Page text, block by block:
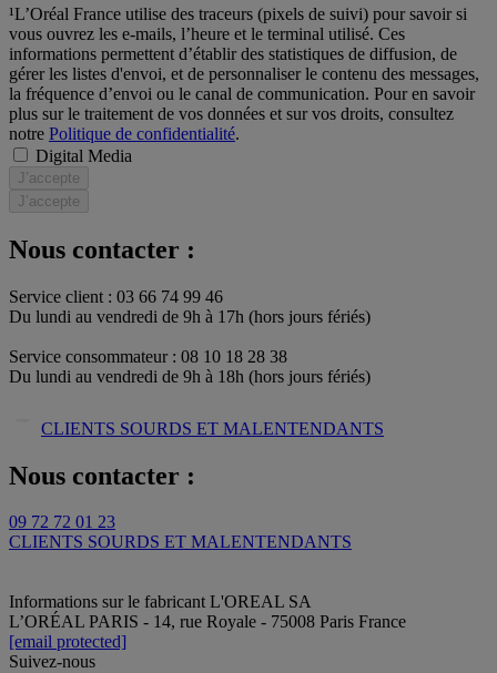
¹L’Oréal France utilise des traceurs (pixels de suivi) pour savoir si
vous ouvrez les e-mails, l’heure et le terminal utilisé. Ces
informations permettent d’établir des statistiques de diffusion, de
gérer les listes d'envoi, et de personnaliser le contenu des messages,
la fréquence d’envoi ou le canal de communication. Pour en savoir
plus sur le traitement de vos données et sur vos droits, consultez
notre Politique de confidentialité.
Digital Media
J’accepte
J’accepte
Nous contacter :
Service client : 03 66 74 99 46
Du lundi au vendredi de 9h à 17h (hors jours fériés)​
Service consommateur : 08 10 18 28 38
Du lundi au vendredi de 9h à 18h (hors jours fériés)
CLIENTS SOURDS ET MALENTENDANTS
Nous contacter :
09 72 72 01 23
CLIENTS SOURDS ET MALENTENDANTS
Informations sur le fabricant L'OREAL SA
L’ORÉAL PARIS - 14, rue Royale - 75008 Paris France
[email protected]
Suivez-nous